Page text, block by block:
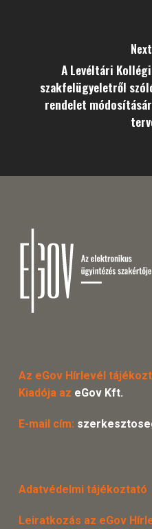
A Levéltári
szakfelügyeletről
rendelet
Az eGov Hírlevél
Kiadója az eGov Kft.
E-mail cím:
Adatvédelmi tájékoztató
Leiratkozás az eGov